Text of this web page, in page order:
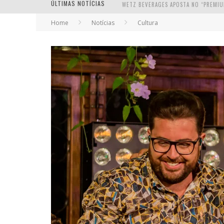
ÚLTIMAS NOTÍCIAS
Home Notícias Cultura